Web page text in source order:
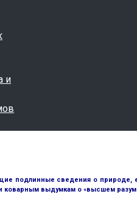
и
подлинные сведения о природе,
коварным выдумкам о «высшем